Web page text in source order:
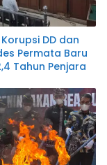
DD dan
Permata Baru
Tahun Penjara